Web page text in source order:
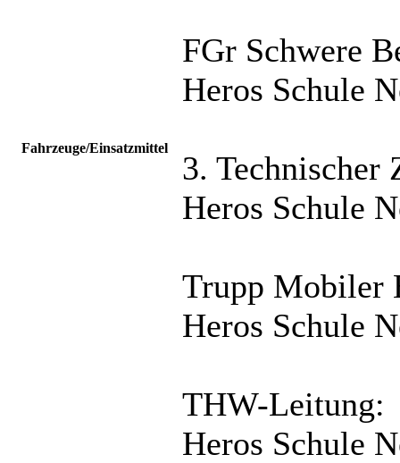
Fahrzeuge/Einsatzmittel
FGr Schwere
Heros Schule
3. Technischer
Heros Schule
Trupp Mobiler
Heros Schule
THW-Leitung:
Heros Schule